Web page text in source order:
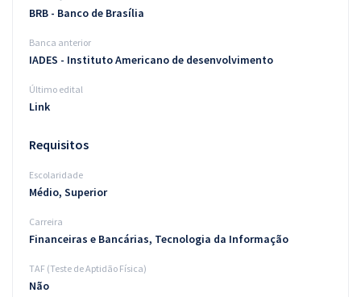
Blog
Aprovados
Atendimento
BRB - Banco de Brasília
Banca anterior
IADES - Instituto Americano de desenvolvimento
Último edital
Link
Requisitos
Escolaridade
Médio, Superior
Carreira
Financeiras e Bancárias, Tecnologia da Informação
TAF (Teste de Aptidão Física)
Não